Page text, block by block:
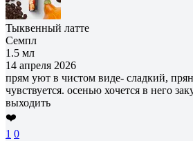
Тыквенный латте
Семпл
1.5 мл
14 апреля 2026
прям уют в чистом виде- сладкий,
чувствуется. осенью хочется в него
выходить
❤️
1 0